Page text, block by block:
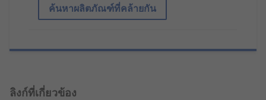
ค้นหาผลิตภัณฑ์ที่คล้ายกัน
ลิงก์ที่เกี่ยวข้อง